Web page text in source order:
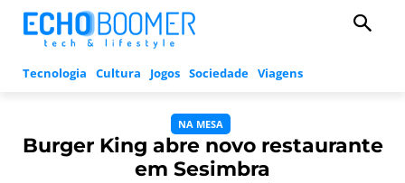
Tecnologia Cultura Jogos Sociedade Viagens
NA MESA
Burger King abre novo restaurante
em Sesimbra